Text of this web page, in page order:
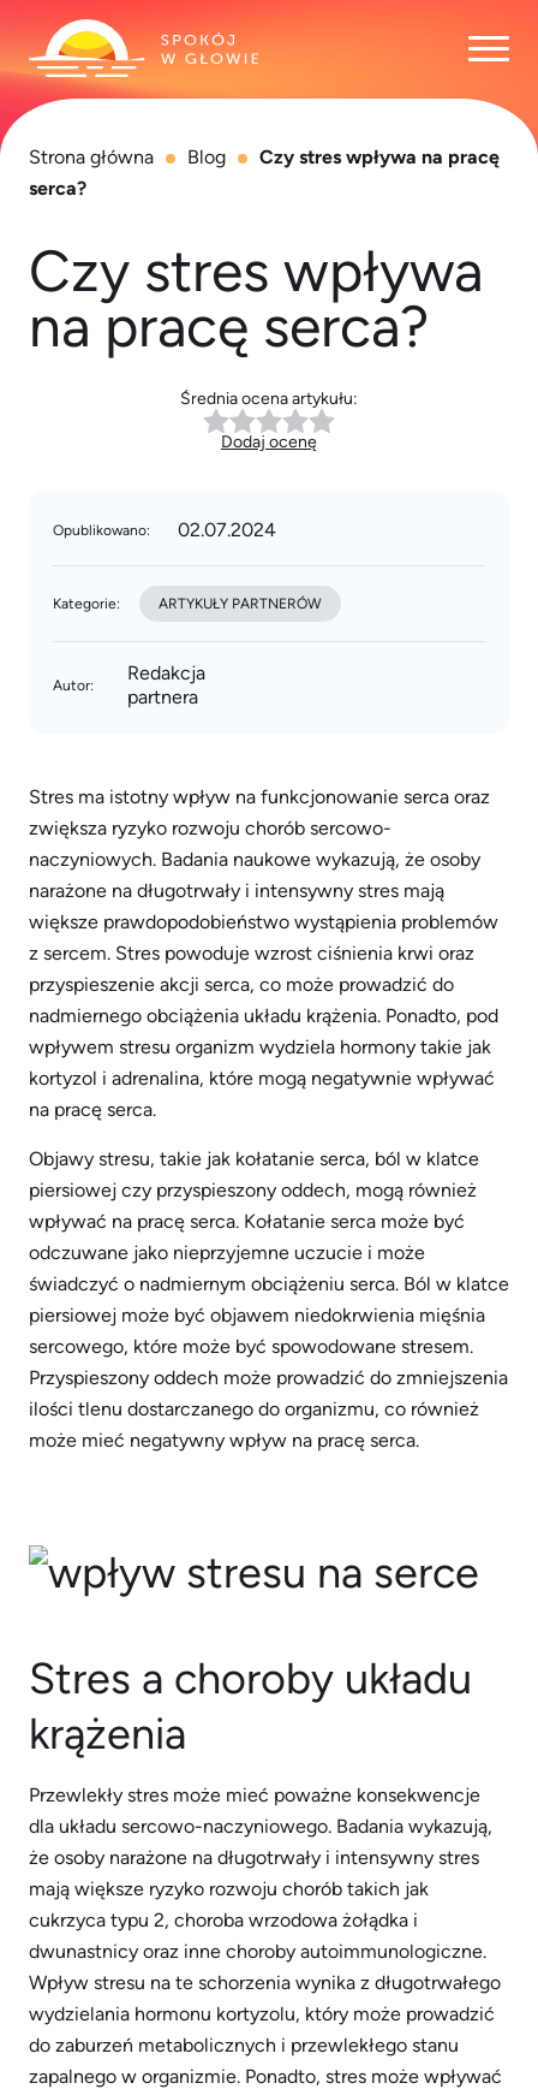
Strona główna Blog
Czy stres wpływa na pracę
serca?
Czy stres wpływa
na pracę serca?
Średnia ocena artykułu:
Dodaj ocenę
Autor:
Redakcja
partnera
Opublikowano: 02.07.2024
Kategorie: ARTYKUŁY PARTNERÓW
Stres ma istotny wpływ na funkcjonowanie serca oraz
zwiększa ryzyko rozwoju chorób sercowo-
naczyniowych. Badania naukowe wykazują, że osoby
narażone na długotrwały i intensywny stres mają
większe prawdopodobieństwo wystąpienia problemów
z sercem. Stres powoduje wzrost ciśnienia krwi oraz
przyspieszenie akcji serca, co może prowadzić do
nadmiernego obciążenia układu krążenia. Ponadto, pod
wpływem stresu organizm wydziela hormony takie jak
kortyzol i adrenalina, które mogą negatywnie wpływać
na pracę serca.
Objawy stresu, takie jak kołatanie serca, ból w klatce
piersiowej czy przyspieszony oddech, mogą również
wpływać na pracę serca. Kołatanie serca może być
odczuwane jako nieprzyjemne uczucie i może
świadczyć o nadmiernym obciążeniu serca. Ból w klatce
piersiowej może być objawem niedokrwienia mięśnia
sercowego, które może być spowodowane stresem.
Przyspieszony oddech może prowadzić do zmniejszenia
ilości tlenu dostarczanego do organizmu, co również
może mieć negatywny wpływ na pracę serca.
Stres a choroby układu
krążenia
Przewlekły stres może mieć poważne konsekwencje
dla układu sercowo-naczyniowego. Badania wykazują,
że osoby narażone na długotrwały i intensywny stres
mają większe ryzyko rozwoju chorób takich jak
cukrzyca typu 2, choroba wrzodowa żołądka i
dwunastnicy oraz inne choroby autoimmunologiczne.
Wpływ stresu na te schorzenia wynika z długotrwałego
wydzielania hormonu kortyzolu, który może prowadzić
do zaburzeń metabolicznych i przewlekłego stanu
zapalnego w organizmie. Ponadto, stres może wpływać